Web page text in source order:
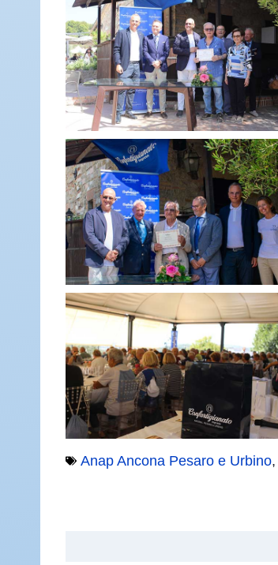
Anap Ancona Pesaro e Urbino,